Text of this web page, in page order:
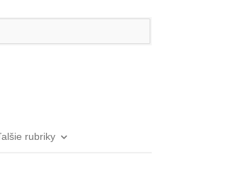
rubriky